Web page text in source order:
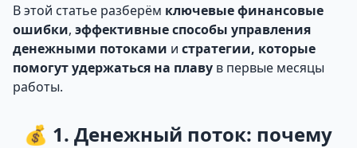
В этой статье разберём ключевые финансовые
ошибки, эффективные способы управления
денежными потоками и стратегии, которые
помогут удержаться на плаву в первые месяцы
работы.
💰 1. Денежный поток: почему